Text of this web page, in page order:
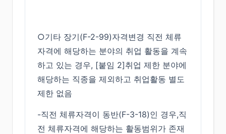
○기타 장기(F-2-99)자격변경 직전 체류
자격에 해당하는 분야의 취업 활동을 계속
하고 있는 경우, [붙임 2]취업 제한 분야에
해당하는 직종을 제외하고 취업활동 별도
제한 없음
-직전 체류자격이 동반(F-3-18)인 경우,직
전 체류자격에 해당하는 활동범위가 존재